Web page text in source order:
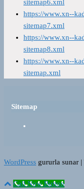
sitemap6.xml
https://www.xn--
sitemap7.xml
https://www.xn--
sitemap8.xml
https://www.xn--
sitemap.xml
Sitemap
WordPress gururla sunar |
Call Now Button